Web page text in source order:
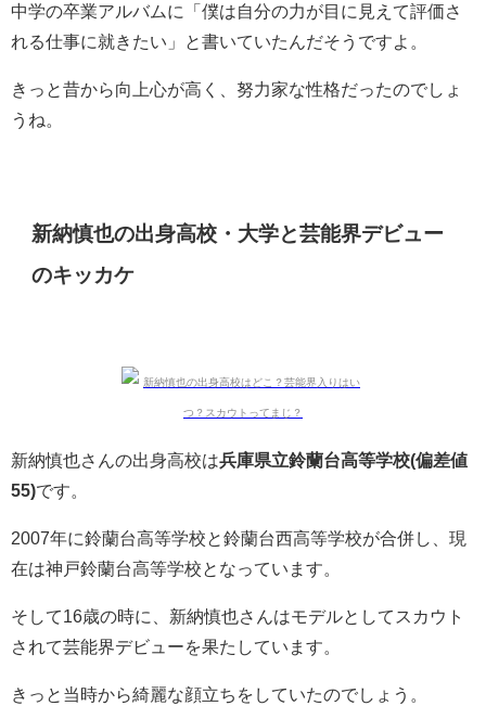
中学の卒業アルバムに「僕は自分の力が目に見えて評価さ
れる仕事に就きたい」と書いていたんだそうですよ。
きっと昔から向上心が高く、努力家な性格だったのでしょ
うね。
新納慎也の出身高校・大学と芸能界デビュー
のキッカケ
新納慎也さんの出身高校は兵庫県立鈴蘭台高等学校(偏差値
55)です。
2007年に鈴蘭台高等学校と鈴蘭台西高等学校が合併し、現
在は神戸鈴蘭台高等学校となっています。
そして16歳の時に、新納慎也さんはモデルとしてスカウト
されて芸能界デビューを果たしています。
きっと当時から綺麗な顔立ちをしていたのでしょう。